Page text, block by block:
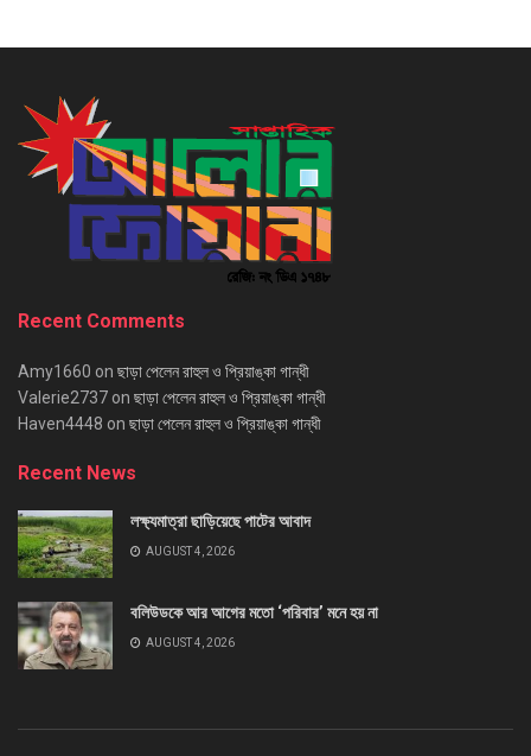
Recent Comments
Amy1660 on ছাড়া পেলেন রাহুল ও প্রিয়াঙ্কা গান্ধী
Valerie2737 on ছাড়া পেলেন রাহুল ও প্রিয়াঙ্কা গান্ধী
Haven4448 on ছাড়া পেলেন রাহুল ও প্রিয়াঙ্কা গান্ধী
Recent News
লক্ষ্যমাত্রা ছাড়িয়েছে পাটের আবাদ
AUGUST 4, 2026
বলিউডকে আর আগের মতো ‘পরিবার’ মনে হয় না
AUGUST 4, 2026